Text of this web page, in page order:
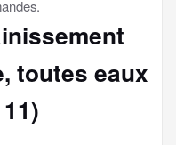
toutes eaux